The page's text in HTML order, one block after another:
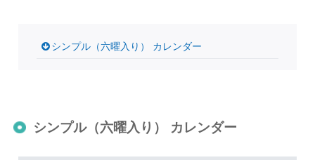
シンプル（六曜入り） カレンダー
シンプル（六曜入り） カレンダー